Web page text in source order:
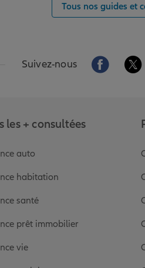
Tous nos guides et
Suivez-nous Aller sur la
les + consultées
auto
habitation
santé
prêt immobilier
vie